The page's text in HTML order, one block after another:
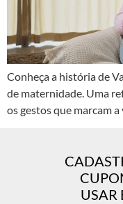
Conheça a história de
de maternidade. Uma
os gestos que marcam a
USAR